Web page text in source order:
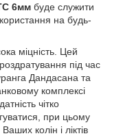
6мм буде служити
на будь-
міцність. Цей
під час
Дандасана та
комплексі
чітко
при цьому
колін і ліктів